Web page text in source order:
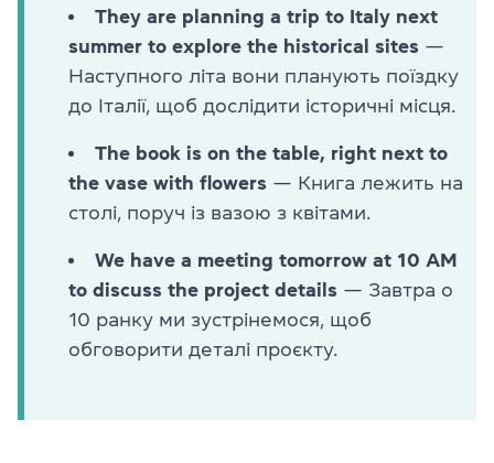
They are planning a trip to Italy next
summer to explore the historical sites —
Наступного літа вони планують поїздку
до Італії, щоб дослідити історичні місця.
The book is on the table, right next to
the vase with flowers — Книга лежить на
столі, поруч із вазою з квітами.
We have a meeting tomorrow at 10 AM
to discuss the project details — Завтра о
10 ранку ми зустрінемося, щоб
обговорити деталі проєкту.